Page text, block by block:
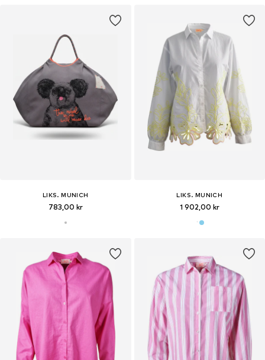
LIKS. MUNICH
783,00 kr
LIKS. MUNICH
1 902,00 kr